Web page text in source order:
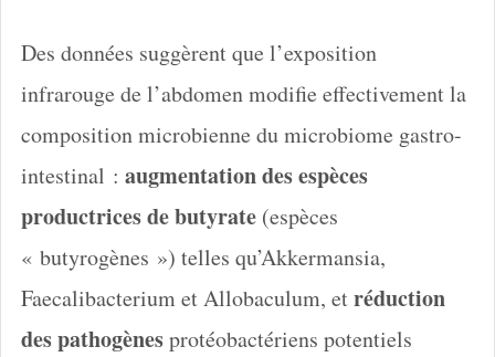
Des données suggèrent que l’exposition
infrarouge de l’abdomen modifie effectivement la
composition microbienne du microbiome gastro-
intestinal : augmentation des espèces
productrices de butyrate (espèces
« butyrogènes ») telles qu’Akkermansia,
Faecalibacterium et Allobaculum, etréduction
des pathogènesprotéobactériens potentiels